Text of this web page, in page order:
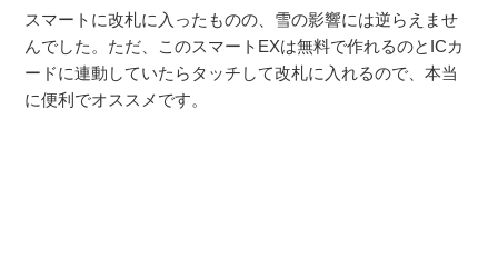
スマートに改札に入ったものの、雪の影響には逆らえませ
んでした。ただ、このスマートEXは無料で作れるのとICカ
ードに連動していたらタッチして改札に入れるので、本当
に便利でオススメです。